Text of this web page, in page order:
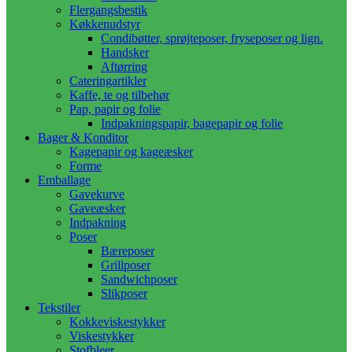
Flergangsbestik
Køkkenudstyr
Condibøtter, sprøjteposer, fryseposer og lign.
Handsker
Aftørring
Cateringartikler
Kaffe, te og tilbehør
Pap, papir og folie
Indpakningspapir, bagepapir og folie
Bager & Konditor
Kagepapir og kageæsker
Forme
Emballage
Gavekurve
Gaveæsker
Indpakning
Poser
Bæreposer
Grillposer
Sandwichposer
Slikposer
Tekstiler
Kokkeviskestykker
Viskestykker